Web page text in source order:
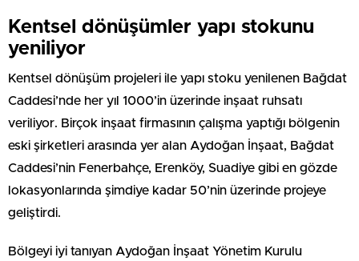
Kentsel dönüşümler yapı stokunu
yeniliyor
Kentsel dönüşüm projeleri ile yapı stoku yenilenen Bağdat
Caddesi’nde her yıl 1000’in üzerinde inşaat ruhsatı
veriliyor. Birçok inşaat firmasının çalışma yaptığı bölgenin
eski şirketleri arasında yer alan Aydoğan İnşaat, Bağdat
Caddesi’nin Fenerbahçe, Erenköy, Suadiye gibi en gözde
lokasyonlarında şimdiye kadar 50’nin üzerinde projeye
geliştirdi.
Bölgeyi iyi tanıyan Aydoğan İnşaat Yönetim Kurulu